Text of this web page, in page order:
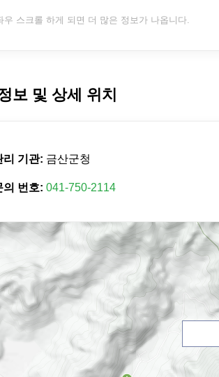
우 스크롤 하게 되면 더 많은 정보가 나옵니다.
보 및 상세 위치
리 기관: 금산군청
의 번호: 041-750-2114